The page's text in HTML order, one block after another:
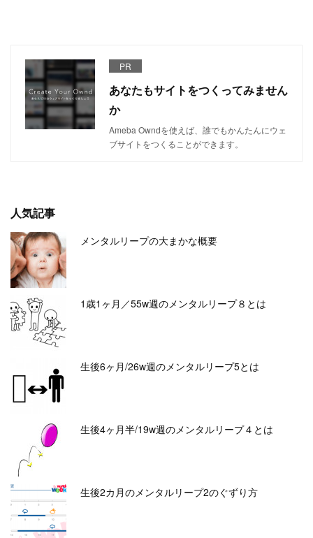
PR
あなたもサイトをつくってみません
か
Ameba Owndを使えば、誰でもかんたんにウェ
ブサイトをつくることができます。
人気記事
メンタルリープの大まかな概要
1歳1ヶ月／55w週のメンタルリープ８とは
生後6ヶ月/26w週のメンタルリープ5とは
生後4ヶ月半/19w週のメンタルリープ４とは
生後2カ月のメンタルリープ2のぐずり方